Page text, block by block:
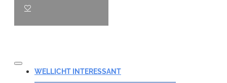
WELLICHT INTERESSANT